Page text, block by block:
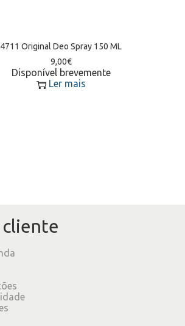
4711 Original Deo Spray 150 ML
9,00€
Disponível brevemente
Ler mais